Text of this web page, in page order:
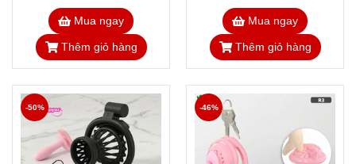
Mua ngay
Thêm giỏ hàng
Mua ngay
Thêm giỏ hàng
-50% -46%